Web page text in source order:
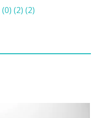
(2) (2)